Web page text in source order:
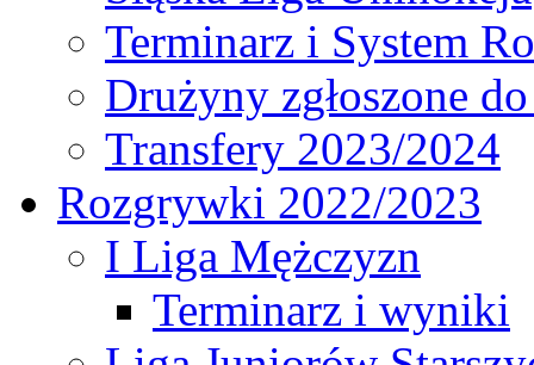
Terminarz i System
Drużyny zgłoszone
Transfery 2023/2024
Rozgrywki 2022/2023
I Liga Mężczyzn
Terminarz i wyniki